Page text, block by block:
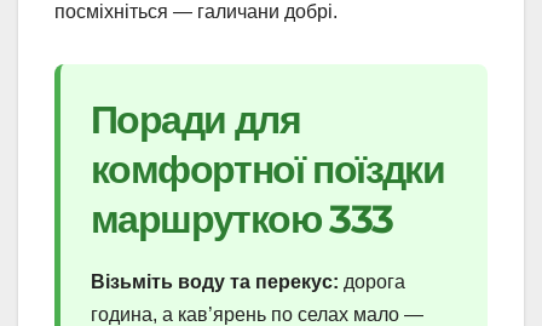
посміхніться — галичани добрі.
Поради для
комфортної поїздки
маршруткою 333
Візьміть воду та перекус: дорога
година, а кав’ярень по селах мало —